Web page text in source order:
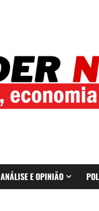
ANÁLISE E OPINIÃO